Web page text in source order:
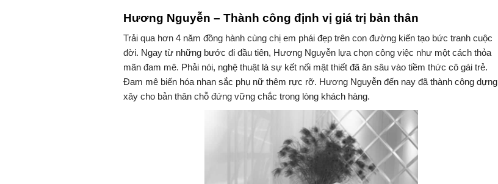
Hương Nguyễn – Thành công định vị giá trị bản thân
Trải qua hơn 4 năm đồng hành cùng chị em phái đẹp trên con đường kiến tạo bức tranh cuộc
đời. Ngay từ những bước đi đầu tiên, Hương Nguyễn lựa chọn công việc như một cách thỏa
mãn đam mê. Phải nói, nghệ thuật là sự kết nối mật thiết đã ăn sâu vào tiềm thức cô gái trẻ.
Đam mê biến hóa nhan sắc phụ nữ thêm rực rỡ. Hương Nguyễn đến nay đã thành công dựng
xây cho bản thân chỗ đứng vững chắc trong lòng khách hàng.